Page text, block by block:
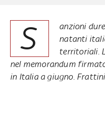
S
anzioni
natanti
territoriali.
nel memorandum
in Italia a giugno.